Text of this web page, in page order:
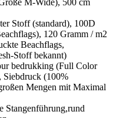
Stoff (standard), 100D
120 Gramm / m2
Beachflags,
Stoff bekannt)
bedrukking (Full Color
Siebdruck (100%
Mengen mit Maximal
Stangenführung,rund